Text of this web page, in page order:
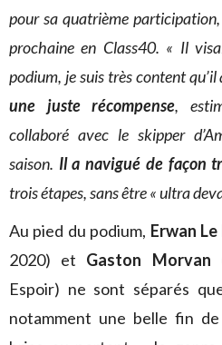
pour sa quatrième
prochaine en Class40. « Il
podium, je suis très content
une juste récompense,
collaboré avec le skipper
saison. Il a navigué de façon
trois étapes, sans être « ultra
Au pied du podium, Erwan
2020) et Gaston Morvan
Espoir) ne sont séparés
notamment une belle fin